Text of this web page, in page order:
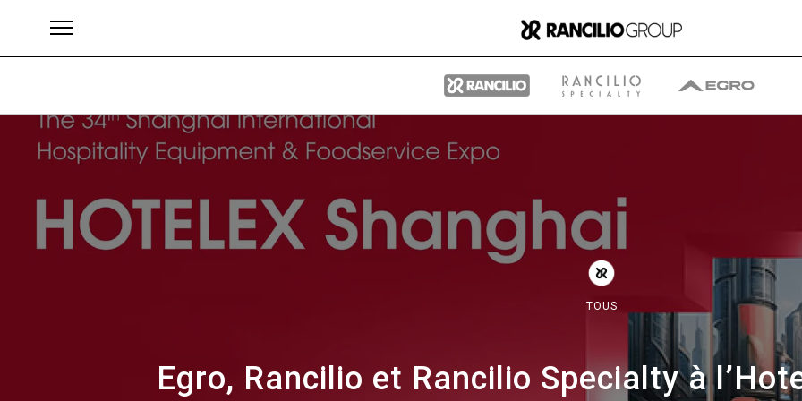
TOUS
Egro, Rancilio et Rancilio Specialty à
Brands Group
Qui nous sommes
Ce que nous faisons